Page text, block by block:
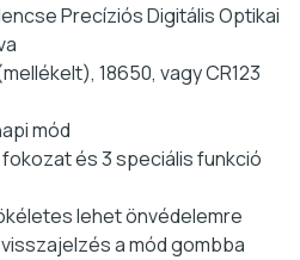
Precíziós Digitális Optikai
18650, vagy CR123
mód
és 3 speciális funkció
lehet önvédelemre
a mód gombba